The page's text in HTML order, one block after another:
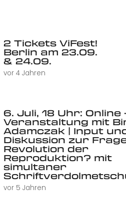
2 Tickets ViFest!
Berlin am 23.09.
& 24.09.
vor 4 Jahren
6. Juli, 18 Uhr: Online
Veranstaltung mit
Adamczak | Input
Diskussion zur
Revolution der
Reproduktion? mit
simultaner
vor 5 Jahren